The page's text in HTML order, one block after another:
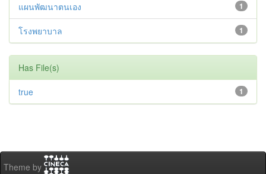
1
แผนพัฒนาตนเอง
1
โรงพยาบาล
Has File(s)
1
true
Theme by